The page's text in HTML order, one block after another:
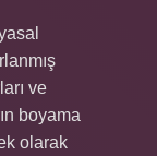
ve
boyama
olarak